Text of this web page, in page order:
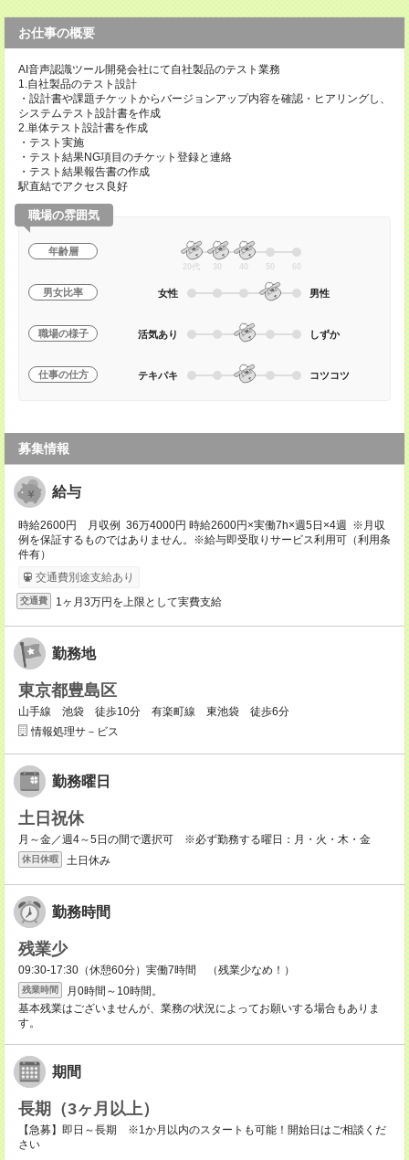
お仕事の概要
AI音声認識ツール開発会社にて自社製品のテスト業務
1.自社製品のテスト設計
・設計書や課題チケットからバージョンアップ内容を確認・ヒアリングし、
システムテスト設計書を作成
2.単体テスト設計書を作成
・テスト実施
・テスト結果NG項目のチケット登録と連絡
・テスト結果報告書の作成
駅直結でアクセス良好
職場の雰囲気
年齢層
20代 30 40 50 60
男女比率 女性 男性
職場の様子 活気あり しずか
仕事の仕方 テキパキ コツコツ
募集情報
給与
時給2600円 月収例 36万4000円 時給2600円×実働7h×週5日×4週 ※月収
例を保証するものではありません。※給与即受取りサービス利用可（利用条
件有）
交通費別途支給あり
交通費 1ヶ月3万円を上限として実費支給
勤務地
東京都豊島区
山手線 池袋 徒歩10分 有楽町線 東池袋 徒歩6分
情報処理サ－ビス
勤務曜日
土日祝休
月～金／週4～5日の間で選択可 ※必ず勤務する曜日：月・火・木・金
休日休暇 土日休み
勤務時間
残業少
09:30-17:30（休憩60分）実働7時間 （残業少なめ！）
残業時間
月0時間～10時間。
基本残業はございませんが、業務の状況によってお願いする場合もありま
す。
期間
長期（3ヶ月以上）
【急募】即日～長期 ※1か月以内のスタートも可能！開始日はご相談くだ
さい